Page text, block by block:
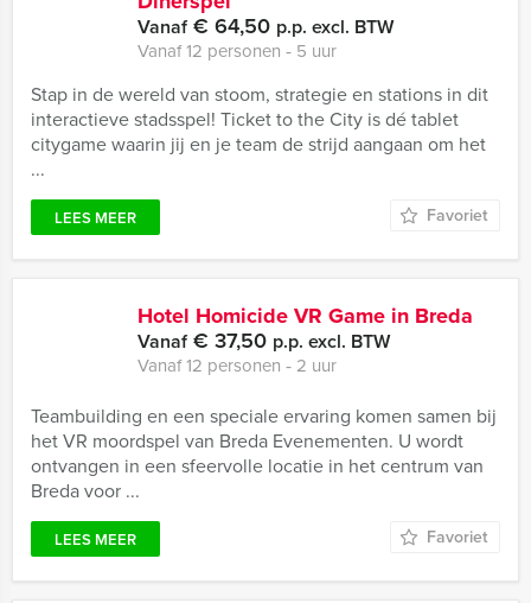
Vanaf€ 64,50 p.p. excl. BTW
Vanaf 12 personen ‐ 5 uur
Stap in de wereld van stoom, strategie en stations in dit
interactieve stadsspel! Ticket to the City is dé tablet
citygame waarin jij en je team de strijd aangaan om het
...
LEES MEER Favoriet
Hotel Homicide VR Game in Breda
Vanaf€ 37,50 p.p. excl. BTW
Vanaf 12 personen ‐ 2 uur
Teambuilding en een speciale ervaring komen samen bij
het VR moordspel van Breda Evenementen. U wordt
ontvangen in een sfeervolle locatie in het centrum van
Breda voor ...
LEES MEER Favoriet